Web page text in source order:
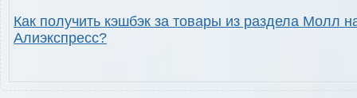
Как получить кэшбэк за товары из раздела Молл
Алиэкспресс?